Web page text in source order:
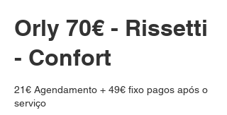
Orly 70€ - Rissetti
- Confort
21€ Agendamento + 49€ fixo pagos após o
serviço